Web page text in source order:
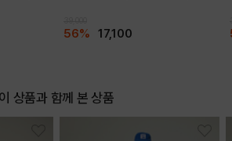
56% 17,100
이 상품과 함께 본 상품